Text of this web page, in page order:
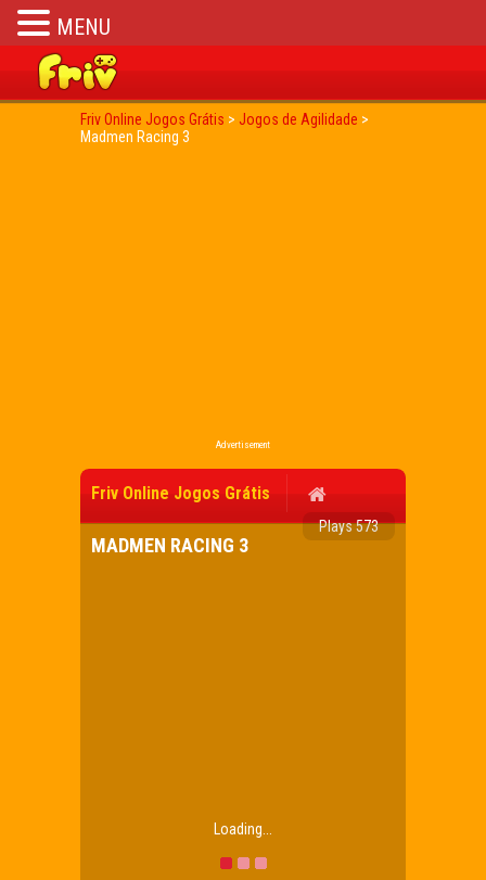
Friv Online Jogos Grátis > Jogos de Agilidade >
Madmen Racing 3
Advertisement
Friv Online Jogos Grátis
Plays 573
MADMEN RACING 3
Loading...
MENU